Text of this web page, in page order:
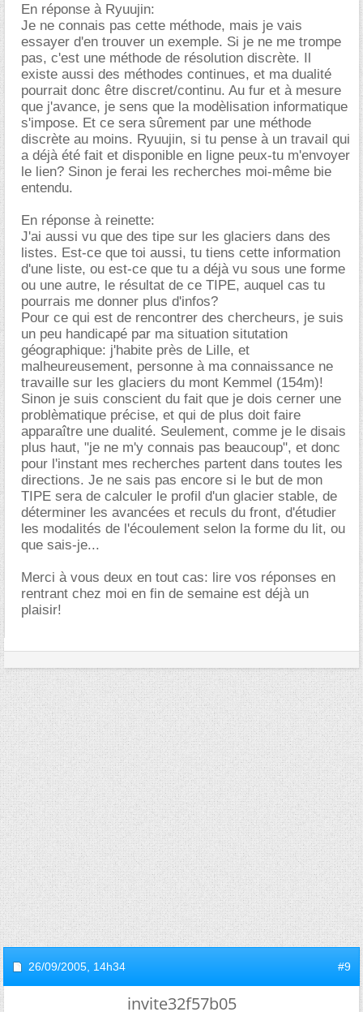
En réponse à Ryuujin:
Je ne connais pas cette méthode, mais je vais
essayer d'en trouver un exemple. Si je ne me trompe
pas, c'est une méthode de résolution discrète. Il
existe aussi des méthodes continues, et ma dualité
pourrait donc être discret/continu. Au fur et à mesure
que j'avance, je sens que la modèlisation informatique
s'impose. Et ce sera sûrement par une méthode
discrète au moins. Ryuujin, si tu pense à un travail qui
a déjà été fait et disponible en ligne peux-tu m'envoyer
le lien? Sinon je ferai les recherches moi-même bie
entendu.
En réponse à reinette:
J'ai aussi vu que des tipe sur les glaciers dans des
listes. Est-ce que toi aussi, tu tiens cette information
d'une liste, ou est-ce que tu a déjà vu sous une forme
ou une autre, le résultat de ce TIPE, auquel cas tu
pourrais me donner plus d'infos?
Pour ce qui est de rencontrer des chercheurs, je suis
un peu handicapé par ma situation situtation
géographique: j'habite près de Lille, et
malheureusement, personne à ma connaissance ne
travaille sur les glaciers du mont Kemmel (154m)!
Sinon je suis conscient du fait que je dois cerner une
problèmatique précise, et qui de plus doit faire
apparaître une dualité. Seulement, comme je le disais
plus haut, "je ne m'y connais pas beaucoup", et donc
pour l'instant mes recherches partent dans toutes les
directions. Je ne sais pas encore si le but de mon
TIPE sera de calculer le profil d'un glacier stable, de
déterminer les avancées et reculs du front, d'étudier
les modalités de l'écoulement selon la forme du lit, ou
que sais-je...
Merci à vous deux en tout cas: lire vos réponses en
rentrant chez moi en fin de semaine est déjà un
plaisir!
26/09/2005, 14h34 #9
invite32f57b05